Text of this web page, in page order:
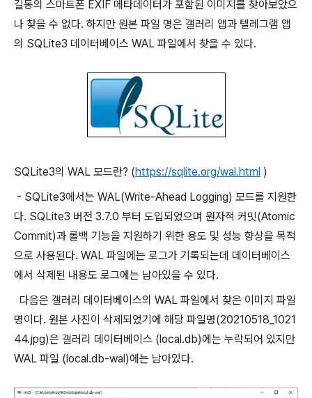
길동의 스마트폰 EXIF 메타데이터가 포함된 이미지를 찾아보았으
나 찾을 수 없다. 하지만 원본 파일 명은 갤러리 앱과 텔레그램 앱
의 SQLite3 데이터베이스 WAL 파일에서 찾을 수 있다.
SQLite3의 WAL 모드란? (https://sqlite.org/wal.html )
- SQLite3에서는 WAL(Write-Ahead Logging) 모드를 지원한
다. SQLite3 버전 3.7.0 부터 도입되었으며 원자적 커밋(Atomic
Commit)과 롤백 기능을 지원하기 위한 용도 및 성능 향상을 목적
으로 사용된다. WAL 파일에는 로그가 기록되는데 데이터베이스
에서 삭제된 내용도 로그에는 남아있을 수 있다.
다음은 갤러리 데이터베이스의 WAL 파일에서 찾은 이미지 파일
명이다. 원본 사진이 삭제되었기에 해당 파일명(20210518_1021
44.jpg)은 갤러리 데이터베이스 (local.db)에는 누락되어 있지만
WAL 파일 (local.db-wal)에는 남아있다.